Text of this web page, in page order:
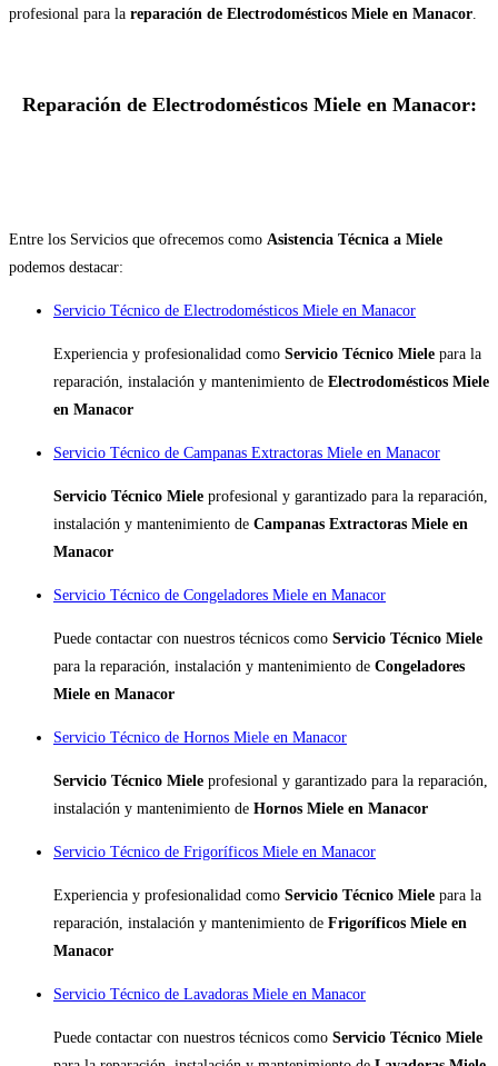
profesional para la reparación de Electrodomésticos Miele en Manacor.
Reparación de Electrodomésticos Miele en Manacor:
Entre los Servicios que ofrecemos como Asistencia Técnica a Miele
podemos destacar:
Servicio Técnico de Electrodomésticos Miele en Manacor
Experiencia y profesionalidad como Servicio Técnico Miele para la
reparación, instalación y mantenimiento de Electrodomésticos Miele
en Manacor
Servicio Técnico de Campanas Extractoras Miele en Manacor
Servicio Técnico Miele profesional y garantizado para la reparación,
instalación y mantenimiento de Campanas Extractoras Miele en
Manacor
Servicio Técnico de Congeladores Miele en Manacor
Puede contactar con nuestros técnicos como Servicio Técnico Miele
para la reparación, instalación y mantenimiento de Congeladores
Miele en Manacor
Servicio Técnico de Hornos Miele en Manacor
Servicio Técnico Miele profesional y garantizado para la reparación,
instalación y mantenimiento de Hornos Miele en Manacor
Servicio Técnico de Frigoríficos Miele en Manacor
Experiencia y profesionalidad como Servicio Técnico Miele para la
reparación, instalación y mantenimiento de Frigoríficos Miele en
Manacor
Servicio Técnico de Lavadoras Miele en Manacor
Puede contactar con nuestros técnicos como Servicio Técnico Miele